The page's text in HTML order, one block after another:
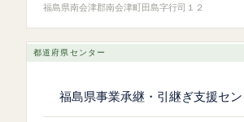
福島県南会津郡南会津町田島字行司１２
都道府県センター
福島県事業承継・引継ぎ支援セ